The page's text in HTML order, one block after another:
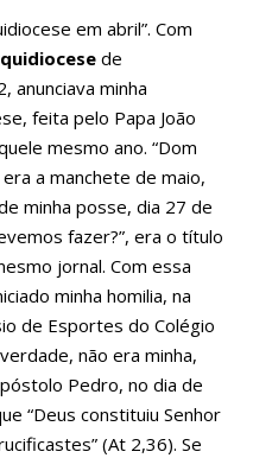
em abril”. Com
de
anunciava minha
feita pelo Papa João
mesmo ano. “Dom
a manchete de maio,
minha posse, dia 27 de
fazer?”, era o título
jornal. Com essa
minha homilia, na
de Esportes do Colégio
não era minha,
Pedro, no dia de
“Deus constituiu Senhor
(At 2,36). Se